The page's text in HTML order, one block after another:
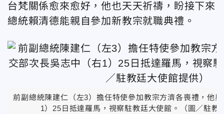
台梵關係愈來愈好，他也天天祈禱，盼接下來
總統賴清德能親自參加新教宗就職典禮。
前副總統陳建仁（左3）擔任特使參加教宗方濟各喪禮，他
1）25日抵達羅馬，視察駐教廷大使館。（圖／駐教